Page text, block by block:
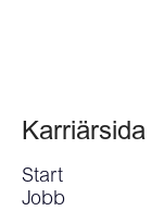
Karriärsida
Start
Jobb